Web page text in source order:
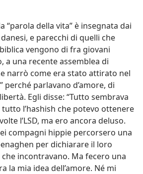
“parola della vita” è insegnata dai
e parecchi di quelli che
vengono di fra giovani
a una recente assemblea di
narrò come era stato attirato nel
perché parlavano d’amore, di
Egli disse: “Tutto sembrava
tutto l’hashish che potevo ottenere
l’LSD, ma ero ancora deluso.
compagni hippie percorsero una
per dichiarare il loro
incontravano. Ma fecero una
la mia idea dell’amore. Né mi